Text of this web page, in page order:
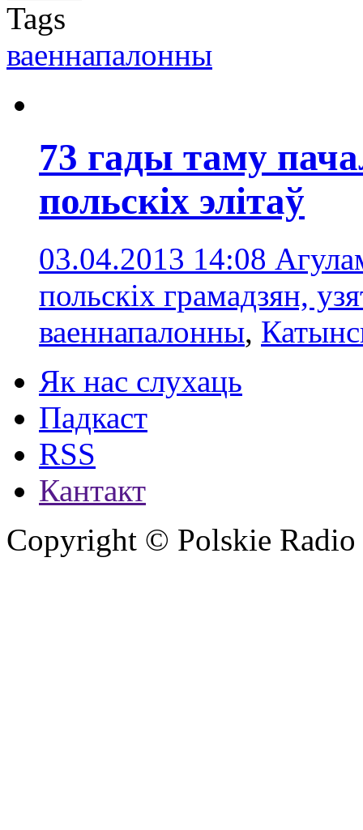
Tags
ваеннапалонны
73 гады таму
польскіх элітаў
03.04.2013 14:08
польскіх грамадзян,
ваеннапалонны,
Як нас слухаць
Падкаст
RSS
Кантакт
Copyright © Polskie